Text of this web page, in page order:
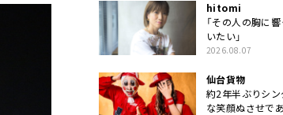
hitomi
「その人の胸に
いたい」
2026.08.07
仙台貨物
約2年半ぶりシン
な笑顔ぬさせで